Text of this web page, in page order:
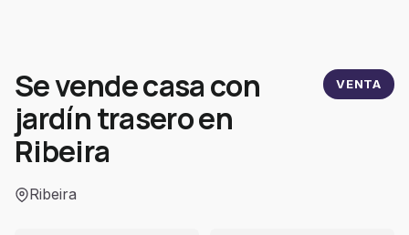
Se vende casa con
jardín trasero en
Ribeira
VENTA
Ribeira